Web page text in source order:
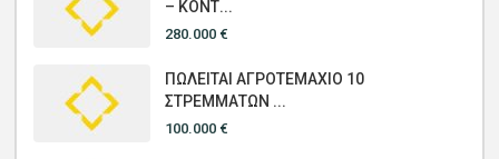
– ΚΟΝΤ...
280.000 €
ΠΩΛΕΙΤΑΙ ΑΓΡΟΤΕΜΑΧΙΟ 10
ΣΤΡΕΜΜΑΤΩΝ ...
100.000 €